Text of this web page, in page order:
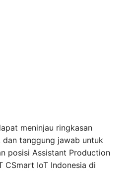
meninjau ringkasan
dan tanggung jawab untuk
posisi Assistant Production
CSmart IoT Indonesia di